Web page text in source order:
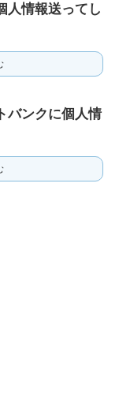
人情報送ってし
バンクに個人情